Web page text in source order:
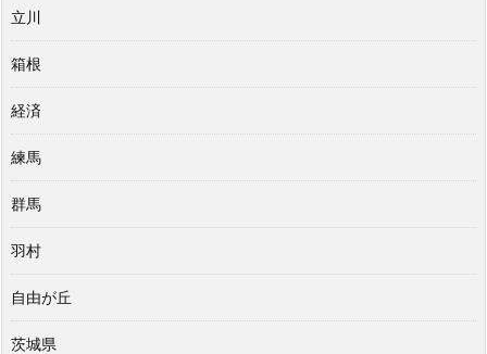
立川
箱根
経済
練馬
群馬
羽村
自由が丘
茨城県